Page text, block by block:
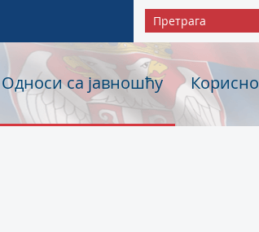
Односи са јавношћу Корисно